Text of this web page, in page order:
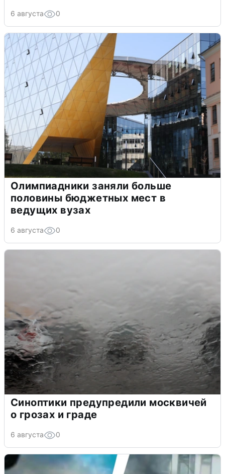
6 августа 0
Олимпиадники заняли больше
половины бюджетных мест в
ведущих вузах
6 августа 0
Синоптики предупредили москвичей
о грозах и граде
6 августа 0